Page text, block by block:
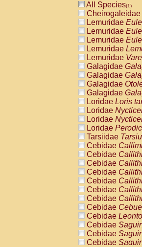
All Species(1)
Cheirogaleidae
Lemuridae
Lemuridae
Lemuridae
Lemuridae
Lemuridae
Galagidae
Galagidae
Galagidae
Galagidae
Loridae Loris
Loridae
Loridae
Loridae
Tarsiidae
Cebidae
Cebidae
Cebidae
Cebidae
Cebidae
Cebidae
Cebidae
Cebidae
Cebidae
Cebidae
Cebidae
Cebidae